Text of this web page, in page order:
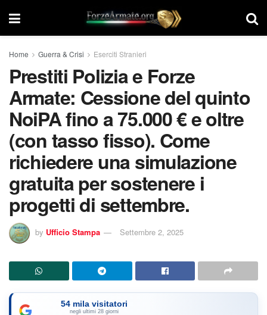
Home Guerra & Crisi Eserciti Stranieri
Prestiti Polizia e Forze
Armate: Cessione del quinto
NoiPA fino a 75.000 € e oltre
(con tasso fisso). Come
richiedere una simulazione
gratuita per sostenere i
progetti di settembre.
by Ufficio Stampa Settembre 2, 2025
54 mila visitatori
negli ultimi 28 giorni